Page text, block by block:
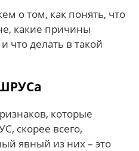
о том, как понять, что
какие причины
что делать в такой
которые
скорее всего,
явный из них – это